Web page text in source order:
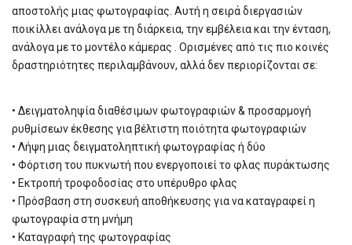
αποστολής μιας φωτογραφίας. Αυτή η σειρά διεργασιών
ποικίλλει ανάλογα με τη διάρκεια, την εμβέλεια και την ένταση,
ανάλογα με το μοντέλο κάμερας . Ορισμένες από τις πιο κοινές
δραστηριότητες περιλαμβάνουν, αλλά δεν περιορίζονται σε:
• Δειγματοληψία διαθέσιμων φωτογραφιών & προσαρμογή
ρυθμίσεων έκθεσης για βέλτιστη ποιότητα φωτογραφιών
• Λήψη μιας δειγματοληπτική φωτογραφίας ή δύο
• Φόρτιση του πυκνωτή που ενεργοποιεί το φλας πυράκτωσης
• Εκτροπή τροφοδοσίας στο υπέρυθρο φλας
• Πρόσβαση στη συσκευή αποθήκευσης για να καταγραφεί η
φωτογραφία στη μνήμη
• Καταγραφή της φωτογραφίας